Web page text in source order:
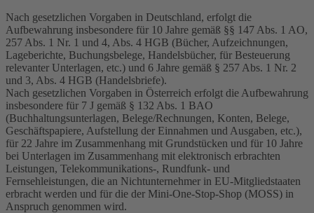
Nach gesetzlichen Vorgaben in Deutschland, erfolgt die
Aufbewahrung insbesondere für 10 Jahre gemäß §§ 147 Abs. 1 AO,
257 Abs. 1 Nr. 1 und 4, Abs. 4 HGB (Bücher, Aufzeichnungen,
Lageberichte, Buchungsbelege, Handelsbücher, für Besteuerung
relevanter Unterlagen, etc.) und 6 Jahre gemäß § 257 Abs. 1 Nr. 2
und 3, Abs. 4 HGB (Handelsbriefe).
Nach gesetzlichen Vorgaben in Österreich erfolgt die Aufbewahrung
insbesondere für 7 J gemäß § 132 Abs. 1 BAO
(Buchhaltungsunterlagen, Belege/Rechnungen, Konten, Belege,
Geschäftspapiere, Aufstellung der Einnahmen und Ausgaben, etc.),
für 22 Jahre im Zusammenhang mit Grundstücken und für 10 Jahre
bei Unterlagen im Zusammenhang mit elektronisch erbrachten
Leistungen, Telekommunikations-, Rundfunk- und
Fernsehleistungen, die an Nichtunternehmer in EU-Mitgliedstaaten
erbracht werden und für die der Mini-One-Stop-Shop (MOSS) in
Anspruch genommen wird.